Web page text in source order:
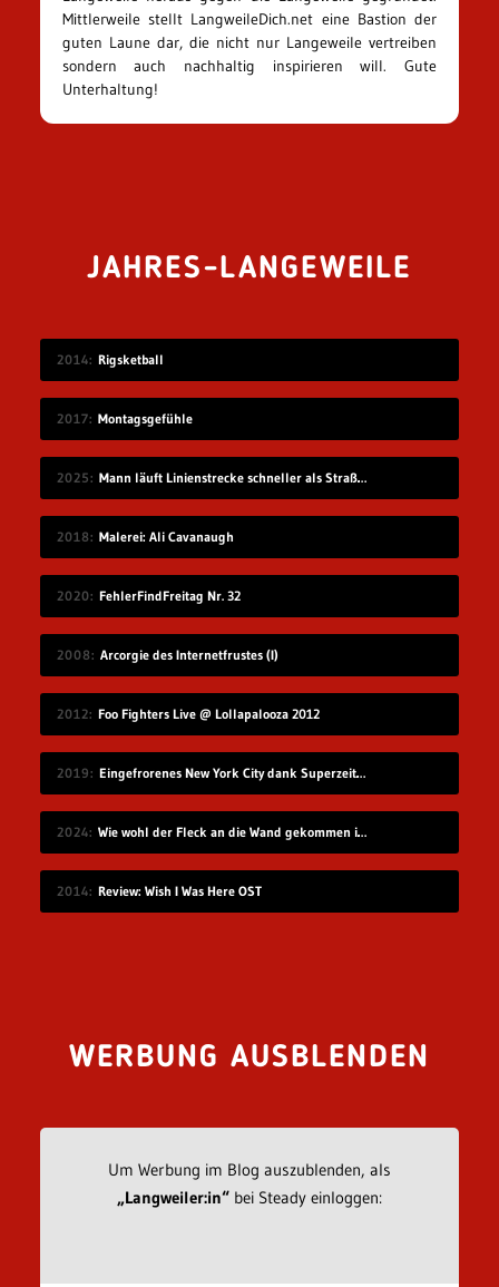
Mittlerweile stellt LangweileDich.net eine Bastion der
guten Laune dar, die nicht nur Langeweile vertreiben
sondern auch nachhaltig inspirieren will. Gute
Unterhaltung!
JAHRES-LANGEWEILE
2014 Rigsketball
2017 Montagsgefühle
2025 Mann läuft Linienstrecke schneller als Straßenbahn
2018 Malerei: Ali Cavanaugh
2020 FehlerFindFreitag Nr. 32
2008 Arcorgie des Internetfrustes (I)
2012 Foo Fighters Live @ Lollapalooza 2012
2019 Eingefrorenes New York City dank Superzeitlupe
2024 Wie wohl der Fleck an die Wand gekommen ist?
2014 Review: Wish I Was Here OST
WERBUNG AUSBLENDEN
Um Werbung im Blog auszublenden, als
„Langweiler:in“bei Steady einloggen: